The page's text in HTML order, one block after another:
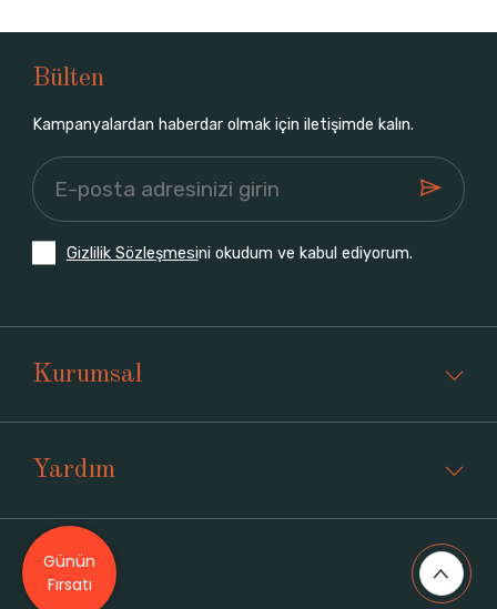
Bülten
Kampanyalardan haberdar olmak için iletişimde kalın.
Gizlilik Sözleşmesini okudum ve kabul ediyorum.
Kurumsal
Yardım
Üyelik
Günün
Fırsatı